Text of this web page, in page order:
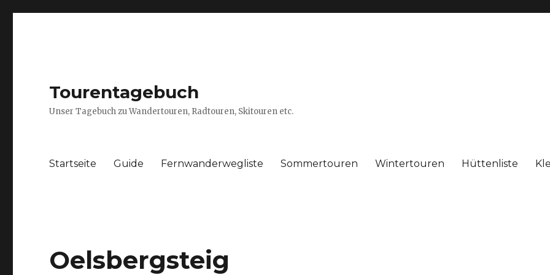
Tourentagebuch
Unser Tagebuch zu Wandertouren, Radtouren, Skitouren etc.
Startseite Guide Fernwanderwegliste Sommertouren Wintertouren Hüttenliste
Oelsbergsteig